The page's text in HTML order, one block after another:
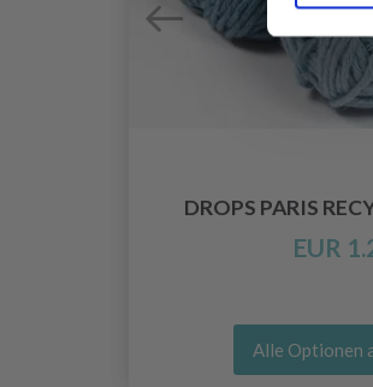
DROPS PARIS
EUR
Alle Optionen